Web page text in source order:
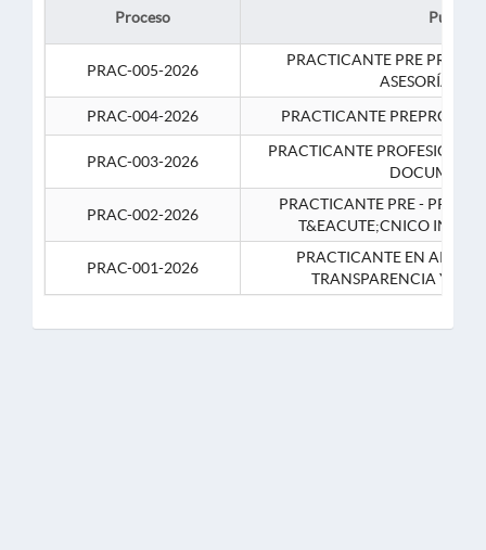
Proceso Puesto
PRAC-005-2026
PRACTICANTE PRE
ASESORÍA
PRAC-004-2026
PRACTICANTE
PRAC-003-2026
PRACTICANTE
PRAC-002-2026
PRACTICANTE PRE -
T&EACUTE;CNICO
PRAC-001-2026
PRACTICANTE EN APOYO
TRANSPARENCIA Y